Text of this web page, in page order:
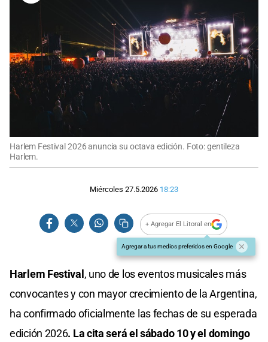
Harlem Festival 2026 anuncia su octava edición. Foto: gentileza
Harlem.
Miércoles 27.5.2026 18:23
+ Agregar El Litoral en
Agregar a tus medios preferidos en Google
Harlem Festival, uno de los eventos musicales más
convocantes y con mayor crecimiento de la Argentina,
ha confirmado oficialmente las fechas de su esperada
edición 2026. La cita será el sábado 10 y el domingo